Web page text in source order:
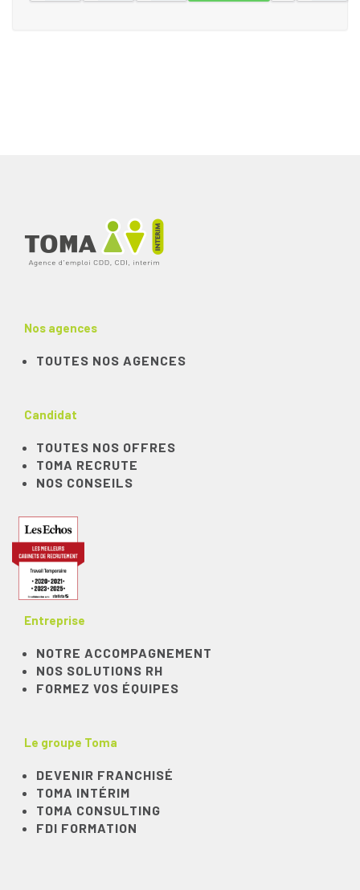
Nos agences
TOUTES NOS AGENCES
Candidat
TOUTES NOS OFFRES
TOMA RECRUTE
NOS CONSEILS
Entreprise
NOTRE ACCOMPAGNEMENT
NOS SOLUTIONS RH
FORMEZ VOS ÉQUIPES
Le groupe Toma
DEVENIR FRANCHISÉ
TOMA INTÉRIM
TOMA CONSULTING
FDI FORMATION